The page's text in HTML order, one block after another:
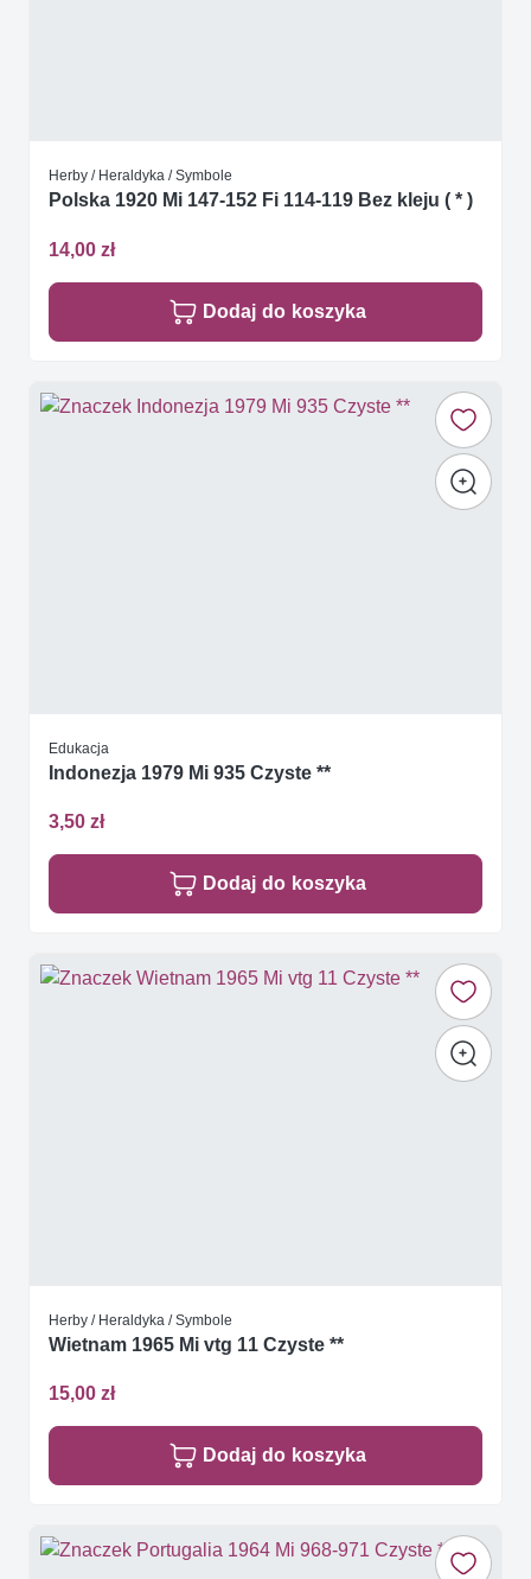
Herby / Heraldyka / Symbole
Polska 1920 Mi 147-152 Fi 114-119 Bez kleju ( * )
14,00 zł
Dodaj do koszyka
Edukacja
Indonezja 1979 Mi 935 Czyste **
3,50 zł
Dodaj do koszyka
Herby / Heraldyka / Symbole
Wietnam 1965 Mi vtg 11 Czyste **
15,00 zł
Dodaj do koszyka